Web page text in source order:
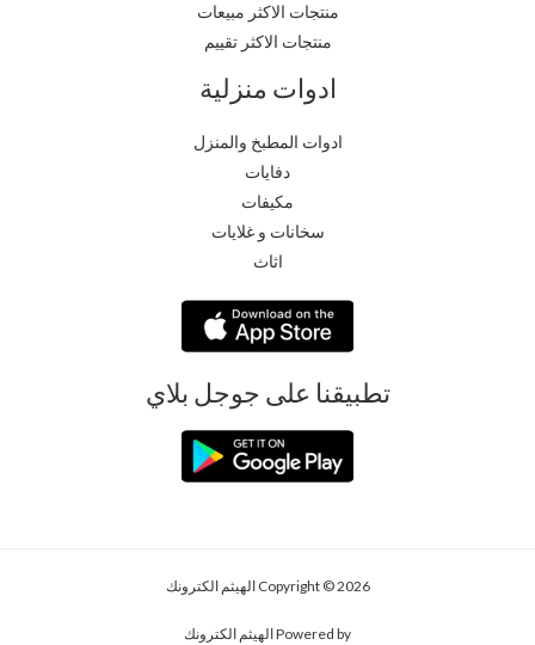
منتجات الاكثر مبيعات
منتجات الاكثر تقييم
ادوات منزلية
ادوات المطبخ والمنزل
دفايات
مكيفات
سخانات و غلايات
اثاث
تطبيقنا على جوجل بلاي
Copyright © 2026 الهيثم الكترونك
Powered by الهيثم الكترونك